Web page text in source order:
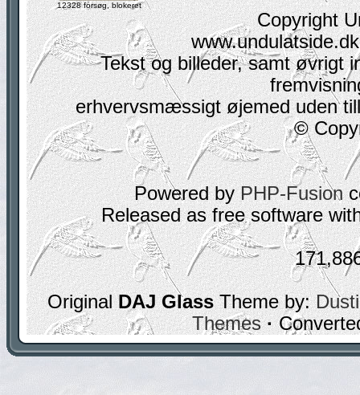
12328 forsøg, blokeret
Copyright
Tekst og billeder, samt øvrigt
erhvervsmæssigt øjemed uden
©
Powered byPHP-Fusion
Released as free software
OriginalDAJ GlassTheme by:
Themes ·